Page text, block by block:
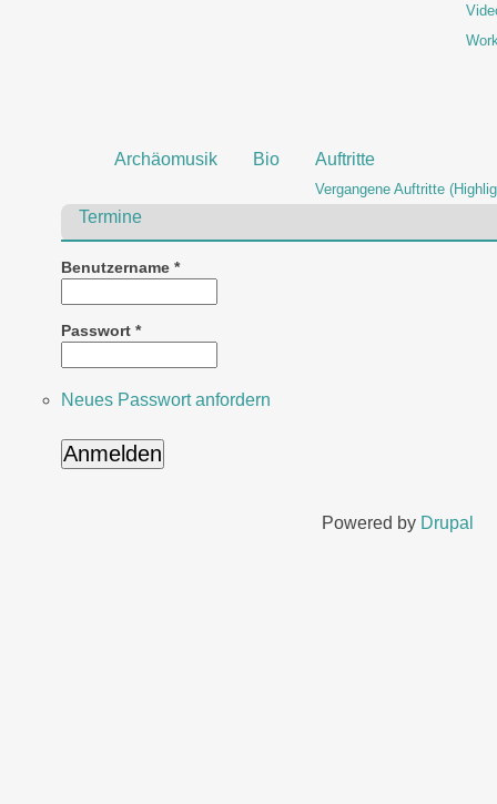
Archäomusik Bio Auftritte
Vergangene Auftritte
Termine
Benutzername*
Passwort*
Neues Passwort anfordern
Powered by Drupal